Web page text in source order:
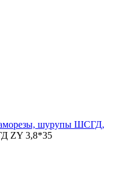
шурупы ШСГД,
ZY 3,8*35